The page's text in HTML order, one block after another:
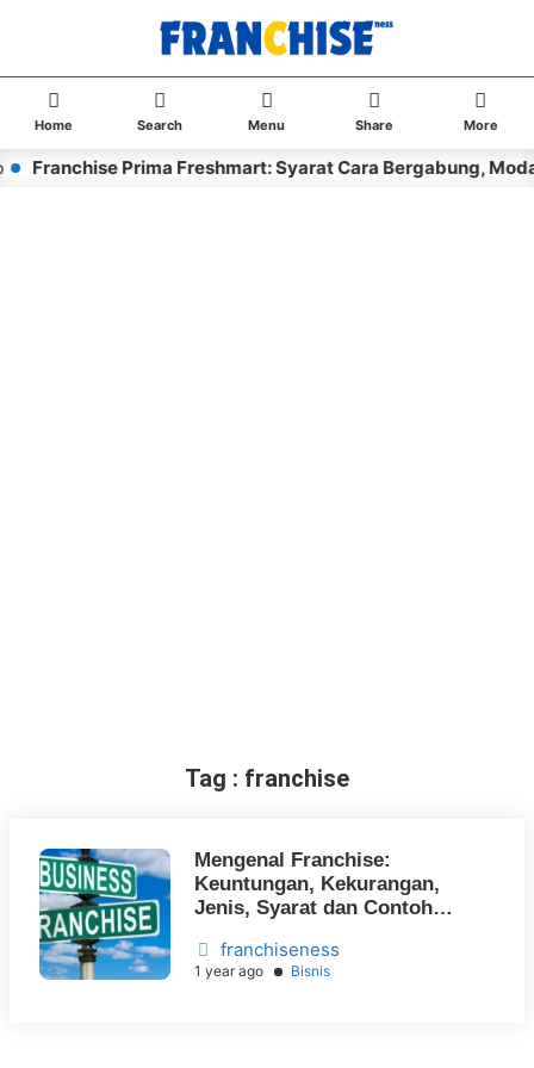
Home Search Menu Share More
Franchise Prima Freshmart: Syarat Cara Bergabung,
Tag : franchise
Mengenal Franchise:
Keuntungan, Kekurangan,
Jenis, Syarat dan Contoh
franchiseness
1 year ago Bisnis